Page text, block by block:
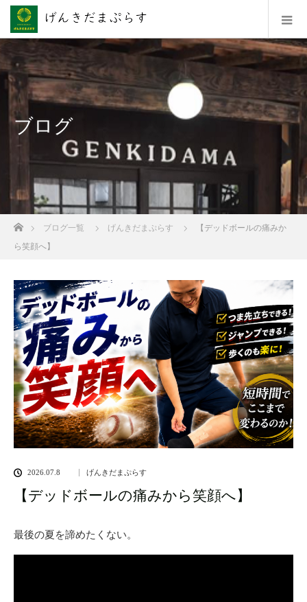
ブログ
ホームブログ一覧 げんきだまぷらす
【デッドボールの痛みか
ら笑顔へ】
2026.07.8 げんきだまぷらす
【デッドボールの痛みから笑顔へ】
最後の夏を諦めたくない。